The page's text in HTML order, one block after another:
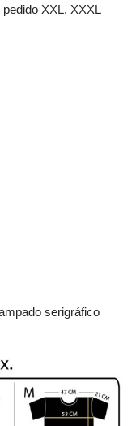
XXL, XXXL
serigráfico